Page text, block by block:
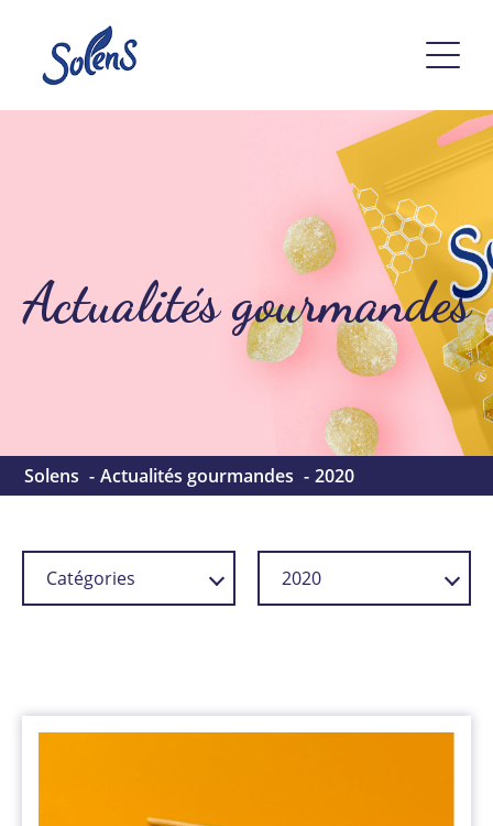
Actualités gourmandes
Solens Actualités gourmandes 2020
Catégories
Chef
2020